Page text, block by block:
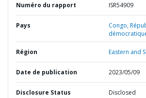
Numéro du rapport ISR54909
Pays Congo,
Région Eastern and
Date de publication 2023/05/09
Disclosure Status Disclosed